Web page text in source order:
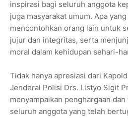
inspirasi bagi seluruh anggota
juga masyarakat umum. Apa
mencontohkan orang lain untuk
jujur dan integritas, serta
moral dalam kehidupan sehari-
Tidak hanya apresiasi dari
Jenderal Polisi Drs. Listyo Sigit
menyampaikan penghargaan
seluruh anggota yang telah